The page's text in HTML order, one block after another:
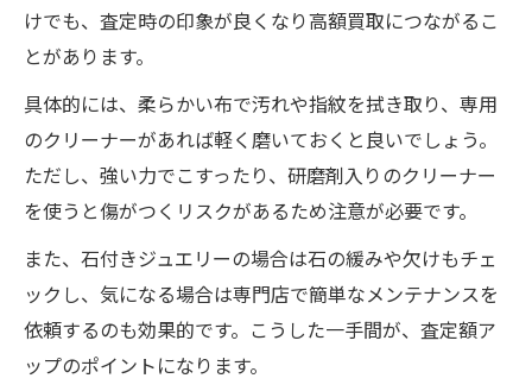
けでも、査定時の印象が良くなり高額買取につながるこ
とがあります。
具体的には、柔らかい布で汚れや指紋を拭き取り、専用
のクリーナーがあれば軽く磨いておくと良いでしょう。
ただし、強い力でこすったり、研磨剤入りのクリーナー
を使うと傷がつくリスクがあるため注意が必要です。
また、石付きジュエリーの場合は石の緩みや欠けもチェ
ックし、気になる場合は専門店で簡単なメンテナンスを
依頼するのも効果的です。こうした一手間が、査定額ア
ップのポイントになります。